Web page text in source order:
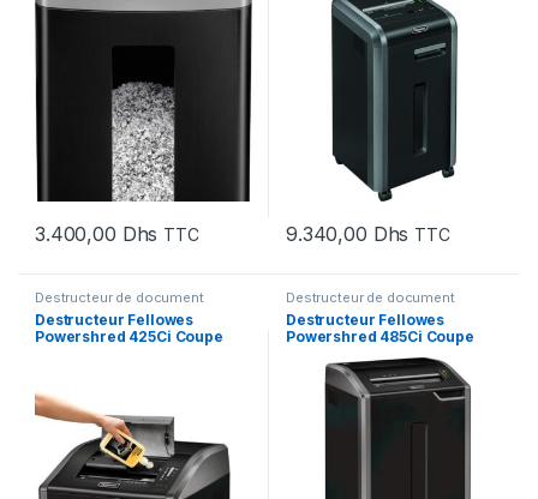
3.400,00 Dhs TTC 9.340,00 Dhs TTC
Destructeur de document
Destructeur Fellowes
Powershred 425Ci Coupe
Destructeur de document
Destructeur Fellowes
Powershred 485Ci Coupe